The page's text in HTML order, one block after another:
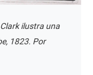
ilustra una
1823. Por